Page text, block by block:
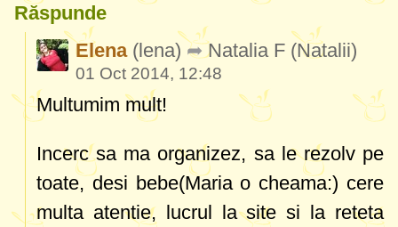
Răspunde
Elena (lena) Natalia F (Natalii)
01 Oct 2014, 12:48
Multumim mult!
Incerc sa ma organizez, sa le rezolv pe
toate, desi bebe(Maria o cheama:) cere
multa atentie, lucrul la site si la reteta